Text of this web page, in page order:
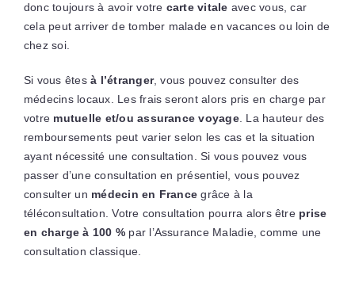
donc toujours à avoir votre carte vitale avec vous, car
cela peut arriver de tomber malade en vacances ou loin de
chez soi.
Si vous êtesà l’étranger, vous pouvez consulter des
médecins locaux. Les frais seront alors pris en charge par
votre mutuelle et/ou assurance voyage. La hauteur des
remboursements peut varier selon les cas et la situation
ayant nécessité une consultation. Si vous pouvez vous
passer d’une consultation en présentiel, vous pouvez
consulter un médecin en France grâce à la
téléconsultation. Votre consultation pourra alors être prise
en charge à 100 % par l’Assurance Maladie, comme une
consultation classique.